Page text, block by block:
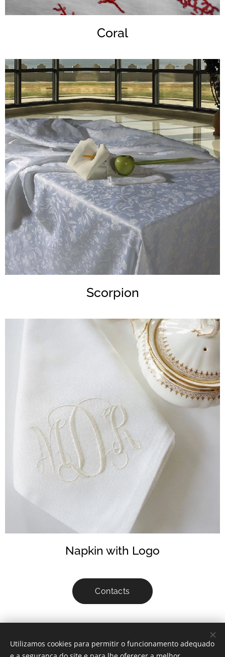
Coral
Scorpion
Napkin with Logo
Contacts
© 2022 decora-m All rights reserved
Utilizamos cookies para permitir o funcionamento adequado